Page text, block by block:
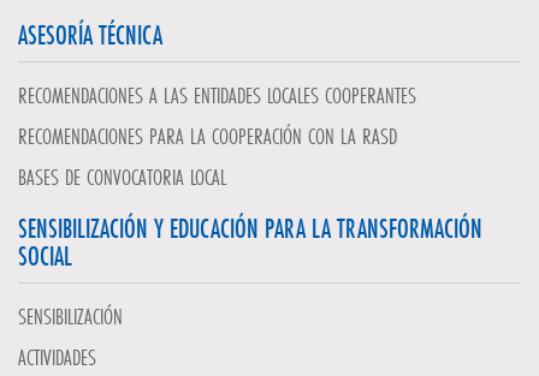
ASESORÍA TÉCNICA
RECOMENDACIONES A LAS ENTIDADES LOCALES COOPERANTES
RECOMENDACIONES PARA LA COOPERACIÓN CON LA RASD
BASES DE CONVOCATORIA LOCAL
SENSIBILIZACIÓN Y EDUCACIÓN PARA LA TRANSFORMACIÓN
SOCIAL
SENSIBILIZACIÓN
ACTIVIDADES